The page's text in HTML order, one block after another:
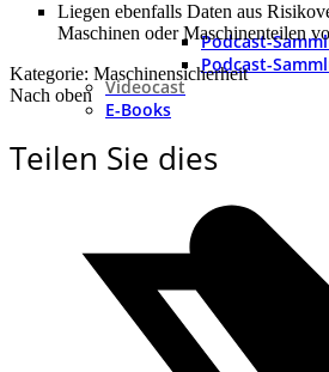
Podcast-
Podcast-
Videocast
E-Books
Liegen ebenfalls Daten aus
Maschinen oder Maschinenteilen
Kategorie: Maschinensicherheit
Nach oben
Teilen Sie dies